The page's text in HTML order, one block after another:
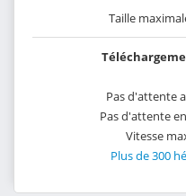
Taille
Pas d'attente
Pas d'attente
Vitesse
Plus de 300